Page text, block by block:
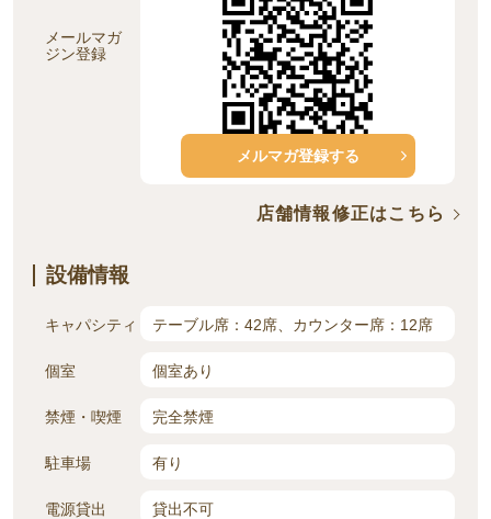
店舗情報修正はこちら
メールマガ
ジン登録
メルマガ登録する
設備情報
キャパシティ テーブル席：42席、カウンター席：12席
個室 個室あり
禁煙・喫煙 完全禁煙
駐車場 有り
電源貸出 貸出不可